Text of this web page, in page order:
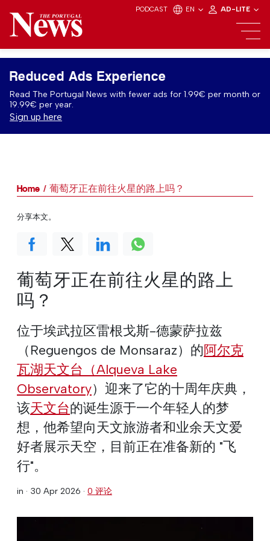
PODCAST EN AD-LITE
Reduced Ads Experience
Read The Portugal News with fewer ads for 1.99€ per month or
19.99€ per year.
Sign up here
Home 葡萄牙正在前往火星的路上吗？
葡萄牙正在前往火星的路上
吗？
位于埃武拉区雷根戈斯-德蒙萨拉兹
（Reguengos de Monsaraz）的阿尔克
瓦湖天文台（Alqueva Lake
Observatory）迎来了它的十周年庆典，
该天文台的诞生源于一个年轻人的梦
想，他希望向天文旅游者和业余天文爱
好者展示天空，目前正在准备新的 "飞
行"。
in · 30 Apr 2026 · 0 评论
分享本文。